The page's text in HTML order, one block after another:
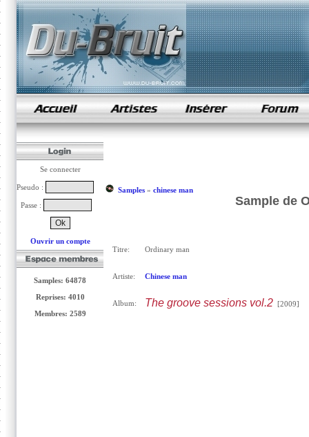
samples de rap
Se connecter
Pseudo :
Passe :
Ouvrir un compte
Samples: 64878
Reprises: 4010
Membres: 2589
Samples» chinese man
Sample de
Titre: Ordinary man
Artiste: Chinese man
Album: The groove sessions vol.2[2009]